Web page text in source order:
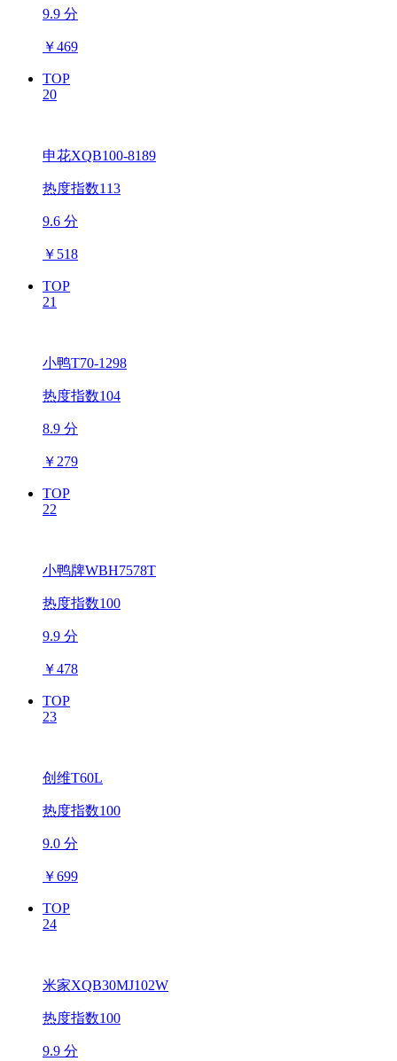
9.9 分
￥469
TOP
20
申花XQB100-8189
热度指数113
9.6 分
￥ 518
TOP
21
小鸭T70-1298
热度指数104
8.9 分
￥ 279
TOP
22
小鸭牌WBH7578T
热度指数100
9.9 分
￥478
TOP
23
创维T60L
热度指数100
9.0 分
￥699
TOP
24
米家XQB30MJ102W
热度指数100
9.9 分